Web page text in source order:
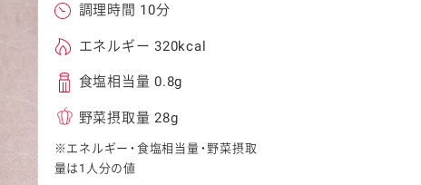
おうちでミールストック
みんなの食と健康応援
イベント協賛
株主・投資家の皆様へ
調理時間 10分
エネルギー 320kcal
食塩相当量 0.8g
野菜摂取量 28g
※エネルギー・食塩相当量・野菜摂取
量は1人分の値